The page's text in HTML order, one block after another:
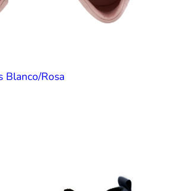
Blanco/Rosa